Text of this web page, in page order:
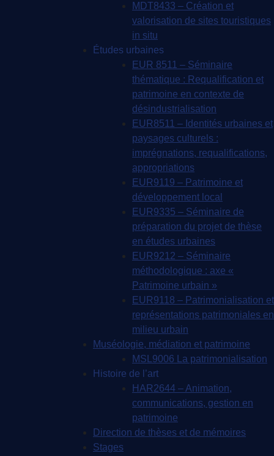
MDT8433 – Création et
valorisation de sites touristiques
in situ
Études urbaines
EUR 8511 – Séminaire
thématique : Requalification et
patrimoine en contexte de
désindustrialisation
EUR8511 – Identités urbaines et
paysages culturels :
imprégnations, requalifications,
appropriations
EUR9119 – Patrimoine et
développement local
EUR9335 – Séminaire de
préparation du projet de thèse
en études urbaines
EUR9212 – Séminaire
méthodologique : axe «
Patrimoine urbain »
EUR9118 – Patrimonialisation et
représentations patrimoniales en
milieu urbain
Muséologie, médiation et patrimoine
MSL9006 La patrimonialisation
Histoire de l’art
HAR2644 – Animation,
communications, gestion en
patrimoine
Direction de thèses et de mémoires
Stages